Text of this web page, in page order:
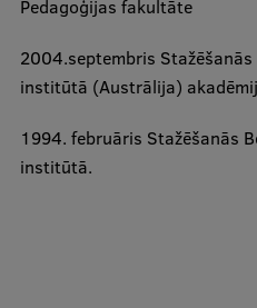
Profesionālās pilnveides
Pedagoģiskās izaugsmes
Pedagoģijas fakultāte
​2004.septembris
institūtā (Austrālija)
1994. februāris Stažēšanās
institūtā.